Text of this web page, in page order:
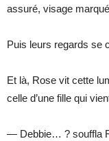
assuré, visage
Puis leurs regards se
Et là, Rose vit cette
celle d’une fille qui
— Debbie… ? souffla